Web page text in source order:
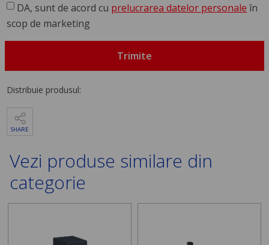
DA, sunt de acord cu prelucrarea datelor personale în
scop de marketing
Trimite
Distribuie produsul:
SHARE
Vezi produse similare din
categorie